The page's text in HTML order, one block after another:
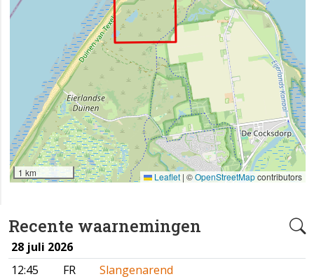
Recente waarnemingen
28 juli 2026
12:45
FR
Slangenarend
1 km Leaflet | ©OpenStreetMapcontributors